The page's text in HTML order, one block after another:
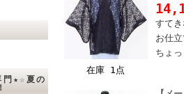
門★☆夏の
在庫 1点
すて
お仕
ちょ